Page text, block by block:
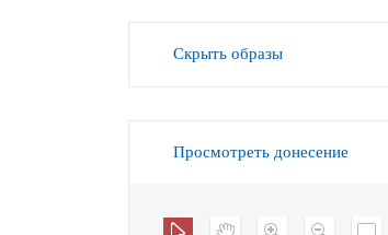
Скрыть образы
Просмотреть донесение